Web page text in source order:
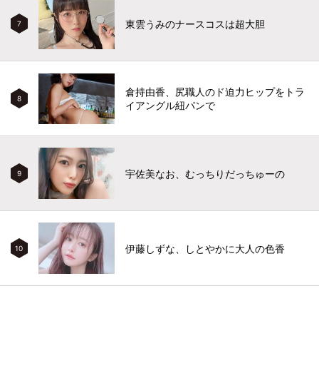
7 東雲うみのナースコスは超大胆
8
倉持由香、尻職人のド迫力ヒップをトラ
イアングル紐パンで
9 宇佐美なお、むっちりだっちゅーの
10 伊藤しずな、しとやかに大人の色香